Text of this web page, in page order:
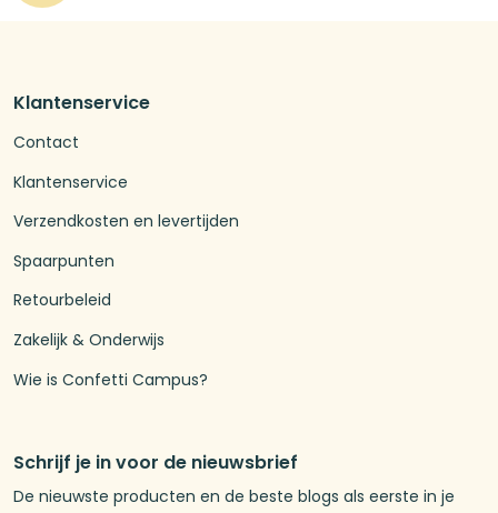
Klantenservice
Contact
Klantenservice
Verzendkosten en levertijden
Spaarpunten
Retourbeleid
Zakelijk & Onderwijs
Wie is Confetti Campus?
Schrijf je in voor de nieuwsbrief
De nieuwste producten en de beste blogs als eerste in je